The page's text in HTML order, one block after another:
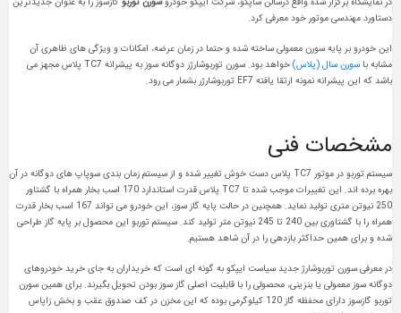
دستاورد مهندسی موتور خود معرفی کرد.
این خودرو بر پایه سورن معمولی ساخته شده و حتما در زمان عرضه، امکانات و ویژگی های ظاهری آن
مشابه با سورن سال (پلاس)
خواهد بود. سورن توربوشارژر دوگانه سوز به پیشرانه TC7 پلاس مجهز می
باشد که این پیشرانه نمونه ارتقا یافته EF7 توربوشارژر بشمار می رود.
مشخصات فنی
سیستم توربو در موتور TC7 پلاس دست خوش تغییر شده و از سیستم زمان بندی سوپاپ های دوگانه در آن
بهره برده اند. این تغییرات موجب شده تا TC7 پلاس قدرت استاندارد 170 اسب بخار همراه با گشتاور
250 نیوتن متری تولید نماید. همچنین در حالت پایه گاز سوز، این خودرو می تواند 167 اسب بخار قدرت
همراه را با گشتاوری بین 240 تا 245 نیوتن متر تولید کند. سیستم توربو این محصول بر پایه گاز طراحی
شده و برای همین حداکثر بازدهی را در آن شاهد هستیم.
در معرفی سورن توربوشارژ جدید سیاست ایپکو به گونه ای است که خریداران به جای خرید خودروهای
دوگانه سوز معمولی یا بنزینی، محصولی را با قابلیت اصلی گاز سوز بودن تحویل بگیرند. برای همین سورن
توربو گازسوز دارای محفظه گاز 120 کیلوگرمی بوده که این مخزن در کف صندوق عقب و بخش زاپاس